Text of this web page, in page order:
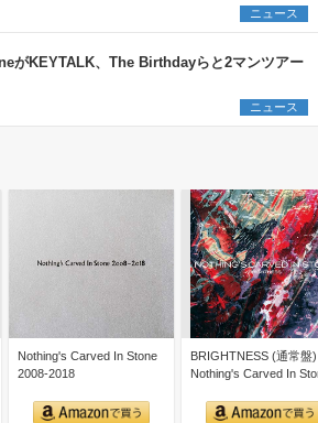
ニュース
がKEYTALK、The Birthdayらと2マンツアー
ニュース
Nothing's Carved In Stone
2008-2018
BRIGHTNESS (通常盤
Nothing's Carved In